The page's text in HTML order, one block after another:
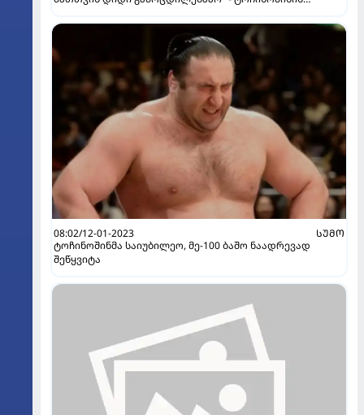
08:02/12-01-2023
ᲡᲣᲛᲝ
ტოჩინოშინმა საიუბილეო, მე-100 ბაშო ნაადრევად
შეწყვიტა